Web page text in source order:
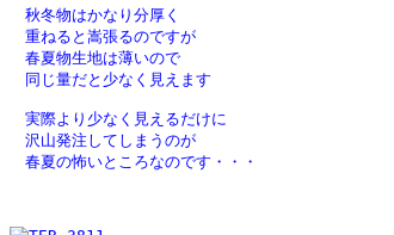
秋冬物はかなり分厚く
重ねると嵩張るのですが
春夏物生地は薄いので
同じ量だと少なく見えます
実際より少なく見えるだけに
沢山発注してしまうのが
春夏の怖いところなのです・・・